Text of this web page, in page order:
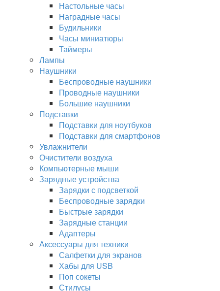
Настольные часы
Наградные часы
Будильники
Часы миниатюры
Таймеры
Лампы
Наушники
Беспроводные наушники
Проводные наушники
Большие наушники
Подставки
Подставки для ноутбуков
Подставки для смартфонов
Увлажнители
Очистители воздуха
Компьютерные мыши
Зарядные устройства
Зарядки с подсветкой
Беспроводные зарядки
Быстрые зарядки
Зарядные станции
Адаптеры
Аксессуары для техники
Салфетки для экранов
Хабы для USB
Поп сокеты
Стилусы